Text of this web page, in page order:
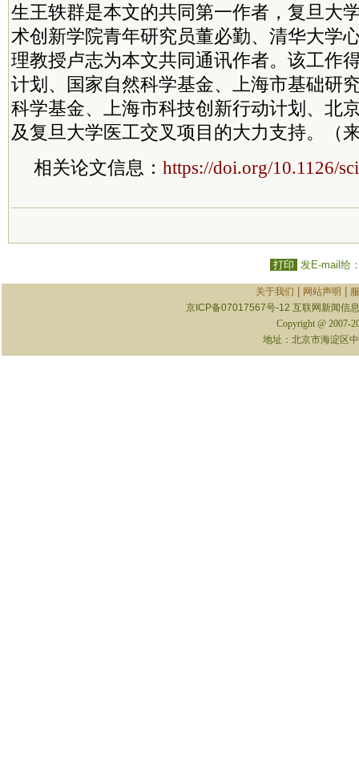
生王轶群是本文的共同第一作者，复旦大
术创新学院青年研究员董必勤、清华大学
理教授卢志为本文共同通讯作者。该工作
计划、国家自然科学基金、上海市基础研
科学基金、上海市科技创新行动计划、北
及复旦大学医工交叉项目的大力支持。（
相关论文信息： https://doi.org/10.1126/
打印 发E-mail给
关于我们 网站声明
京ICP备07017567号-12 互联网新闻信
Copyright @ 2007-
地址：北京市海淀区